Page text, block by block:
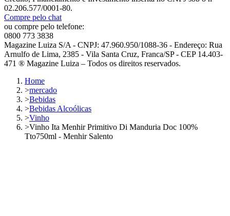
02.206.577/0001-80.
Compre pelo chat
ou compre pelo telefone:
0800 773 3838
Magazine Luiza S/A - CNPJ: 47.960.950/1088-36 - Endereço: Rua
Arnulfo de Lima, 2385 - Vila Santa Cruz, Franca/SP - CEP 14.403-
471 ® Magazine Luiza – Todos os direitos reservados.
Home
>mercado
>Bebidas
>Bebidas Alcoólicas
>Vinho
>Vinho Ita Menhir Primitivo Di Manduria Doc 100%
Tto750ml - Menhir Salento